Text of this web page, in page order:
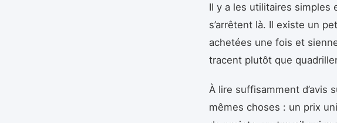
Il y a les utilitaires
s’arrêtent là. Il existe un
achetées une fois et
tracent plutôt que
À lire suffisamment d’avis
mêmes choses : un prix